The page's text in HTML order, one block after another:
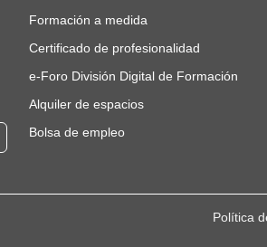
Formación a medida
Certificado de profesionalidad
e-Foro División Digital de Formación
Alquiler de espacios
Bolsa de empleo
Política